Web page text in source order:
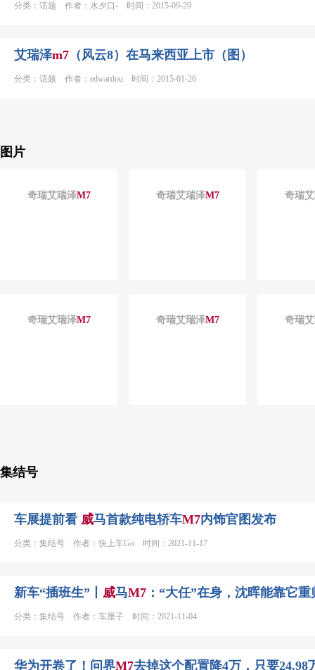
分类：话题 作者：水夕口- 时间：2015-09-29
艾瑞泽m7 （风云8）在马来西亚上市（图）
分类：话题 作者：edwardou 时间：2015-01-26
图片
奇瑞艾瑞泽M7 奇瑞艾瑞泽M7 奇瑞
奇瑞艾瑞泽M7 奇瑞艾瑞泽M7 奇瑞
集结号
车展提前看 威马首款纯电轿车M7内饰官图发布
分类：集结号 作者：快上车Go 时间：2021-11-17
新车“插班生”丨 威马M7 ：“大任”在身，沈晖能靠它
分类：集结号 作者：车厘子 时间：2021-11-04
华为开卷了！问界M7去掉这个配置降4万，只要24.98